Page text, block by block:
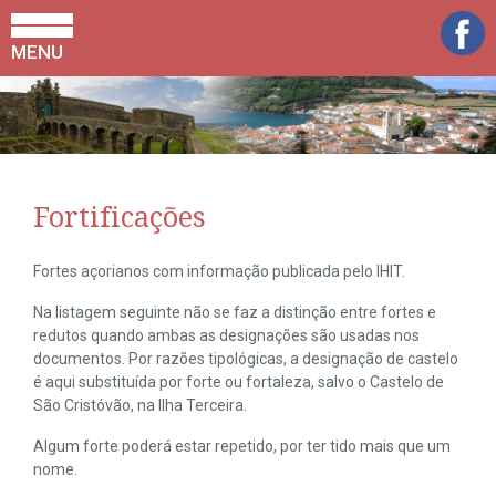
MENU
Fortificações
Fortes açorianos com informação publicada pelo IHIT.
Na listagem seguinte não se faz a distinção entre fortes e
redutos quando ambas as designações são usadas nos
documentos. Por razões tipológicas, a designação de castelo
é aqui substituída por forte ou fortaleza, salvo o Castelo de
São Cristóvão, na Ilha Terceira.
Algum forte poderá estar repetido, por ter tido mais que um
nome.